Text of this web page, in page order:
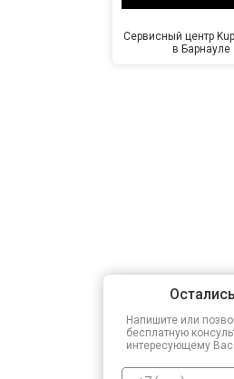
Сервисный центр
в Барнауле
Напишите или
бесплатную
интересующему Вас